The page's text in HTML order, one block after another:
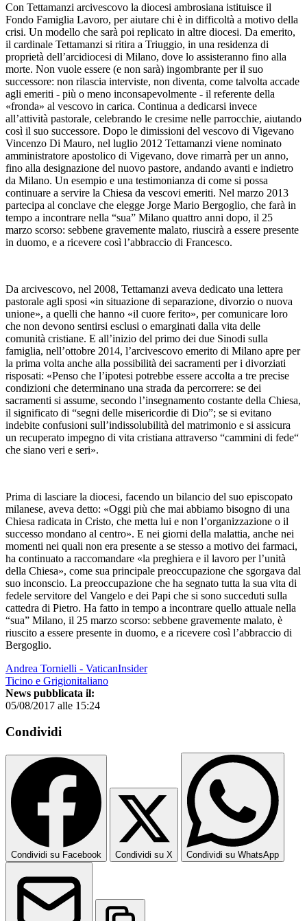
Con Tettamanzi arcivescovo la diocesi ambrosiana istituisce il
Fondo Famiglia Lavoro, per aiutare chi è in difficoltà a motivo della
crisi. Un modello che sarà poi replicato in altre diocesi. Da emerito,
il cardinale Tettamanzi si ritira a Triuggio, in una residenza di
proprietà dell’arcidiocesi di Milano, dove lo assisteranno fino alla
morte. Non vuole essere (e non sarà) ingombrante per il suo
successore: non rilascia interviste, non diventa, come talvolta accade
agli emeriti - più o meno inconsapevolmente - il referente della
«fronda» al vescovo in carica. Continua a dedicarsi invece
all’attività pastorale, celebrando le cresime nelle parrocchie, aiutando
così il suo successore. Dopo le dimissioni del vescovo di Vigevano
Vincenzo Di Mauro, nel luglio 2012 Tettamanzi viene nominato
amministratore apostolico di Vigevano, dove rimarrà per un anno,
fino alla designazione del nuovo pastore, andando avanti e indietro
da Milano. Un esempio e una testimonianza di come si possa
continuare a servire la Chiesa da vescovi emeriti. Nel marzo 2013
partecipa al conclave che elegge Jorge Mario Bergoglio, che farà in
tempo a incontrare nella “sua” Milano quattro anni dopo, il 25
marzo scorso: sebbene gravemente malato, riuscirà a essere presente
in duomo, e a ricevere così l’abbraccio di Francesco.
Da arcivescovo, nel 2008, Tettamanzi aveva dedicato una lettera
pastorale agli sposi «in situazione di separazione, divorzio o nuova
unione», a quelli che hanno «il cuore ferito», per comunicare loro
che non devono sentirsi esclusi o emarginati dalla vita delle
comunità cristiane. E all’inizio del primo dei due Sinodi sulla
famiglia, nell’ottobre 2014, l’arcivescovo emerito di Milano apre per
la prima volta anche alla possibilità dei sacramenti per i divorziati
risposati: «Penso che l’ipotesi potrebbe essere accolta a tre precise
condizioni che determinano una strada da percorrere: se dei
sacramenti si assume, secondo l’insegnamento costante della Chiesa,
il significato di “segni delle misericordie di Dio”; se si evitano
indebite confusioni sull’indissolubilità del matrimonio e si assicura
un recuperato impegno di vita cristiana attraverso “cammini di fede“
che siano veri e seri».
Prima di lasciare la diocesi, facendo un bilancio del suo episcopato
milanese, aveva detto: «Oggi più che mai abbiamo bisogno di una
Chiesa radicata in Cristo, che metta lui e non l’organizzazione o il
successo mondano al centro». E nei giorni della malattia, anche nei
momenti nei quali non era presente a se stesso a motivo dei farmaci,
ha continuato a raccomandare «la preghiera e il lavoro per l’unità
della Chiesa», come sua principale preoccupazione che sgorgava dal
suo inconscio. La preoccupazione che ha segnato tutta la sua vita di
fedele servitore del Vangelo e dei Papi che si sono succeduti sulla
cattedra di Pietro. Ha fatto in tempo a incontrare quello attuale nella
“sua” Milano, il 25 marzo scorso: sebbene gravemente malato, è
riuscito a essere presente in duomo, e a ricevere così l’abbraccio di
Bergoglio.
Andrea Tornielli - VaticanInsider
Ticino e Grigionitaliano
News pubblicata il:
05/08/2017 alle 15:24
Condividi
Condividi su Facebook Condividi su X Condividi su WhatsApp